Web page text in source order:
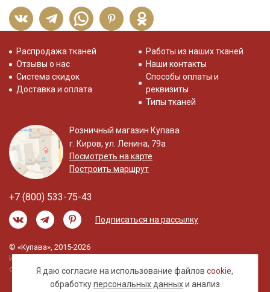
Я даю согласие на использование файловcookie,
обработкуперсональных данныхи анализ
Распродажа тканей
Отзывы о нас
Система скидок
Доставка и оплата
Работы из наших тканей
Наши контакты
Способы оплаты и
реквизиты
Типы тканей
Розничный магазин Купава
г. Киров, ул. Ленина, 79а
Посмотреть на карте
Построить маршрут
+7 (800) 533-75-43
Подписаться на рассылку
© «Купава», 2015-2026
Информация на сайте не является публичной
офертой.